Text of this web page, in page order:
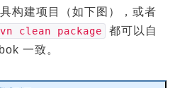
构建项目（如下图），或者
clean package
都可以自
一致。